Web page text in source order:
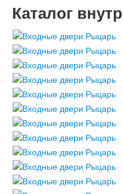
Лабиринт
Лабиринт
Лабиринт
Лабиринт
Лабиринт
Лабиринт
Лабиринт
Лабиринт
Лабиринт
Лабиринт
Лабиринт
Лабиринт
Лабиринт
Лабиринт
Двери Про
Двери Интекрон
Каталог